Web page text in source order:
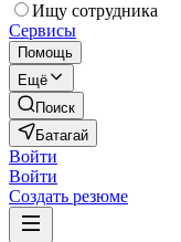
Ищу сотрудника
Сервисы
Помощь
Ещё
Поиск
Батагай
Войти
Войти
Создать резюме